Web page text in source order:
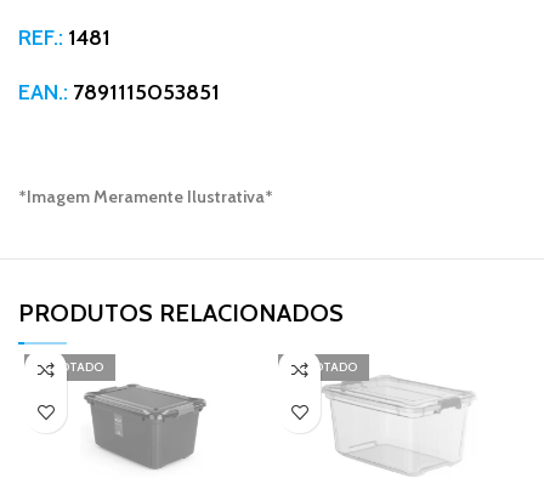
REF.: 1481
EAN.: 7891115053851
*Imagem Meramente Ilustrativa*
PRODUTOS RELACIONADOS​
ESGOTADO ESGOTADO